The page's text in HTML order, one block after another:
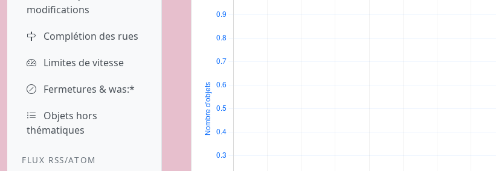
modifications
Complétion des rues
Limites de vitesse
Fermetures & was:*
Objets hors
thématiques
FLUX RSS/ATOM